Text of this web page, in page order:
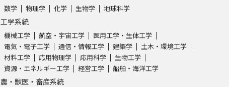
テレメール全国一斉進学調査
学問発見
数学 物理学 化学 生物学 地球科学
工学系統
機械工学 航空・宇宙工学
医用工学・生体工学
電気・電子工学
通信・情報工学 建築学
土木・環境工学
材料工学
応用物理学 応用科学
生物工学
資源・エネルギー工学
経営工学 船舶・海洋工学
農・獣医・畜産系統